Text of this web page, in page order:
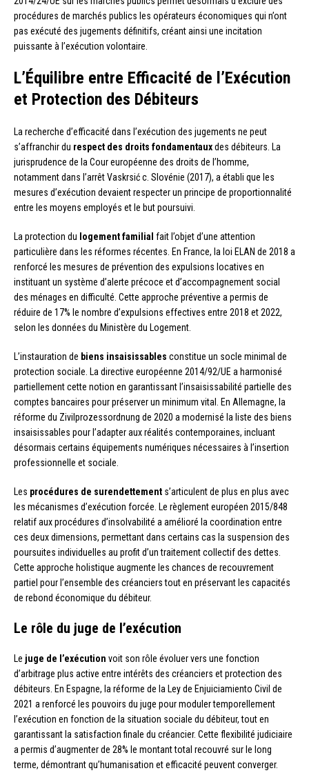
procédures de marchés publics les opérateurs économiques qui n’ont
pas exécuté des jugements définitifs, créant ainsi une incitation
puissante à l’exécution volontaire.
L’Équilibre entre Efficacité de l’Exécution
et Protection des Débiteurs
La recherche d’efficacité dans l’exécution des jugements ne peut
s’affranchir du respect des droits fondamentauxdes débiteurs. La
jurisprudence de la Cour européenne des droits de l’homme,
notamment dans l’arrêt Vaskrsić c. Slovénie (2017), a établi que les
mesures d’exécution devaient respecter un principe de proportionnalité
entre les moyens employés et le but poursuivi.
La protection du logement familial fait l’objet d’une attention
particulière dans les réformes récentes. En France, la loi ELAN de 2018 a
renforcé les mesures de prévention des expulsions locatives en
instituant un système d’alerte précoce et d’accompagnement social
des ménages en difficulté. Cette approche préventive a permis de
réduire de 17% le nombre d’expulsions effectives entre 2018 et 2022,
selon les données du Ministère du Logement.
L’instauration de biens insaisissables constitue un socle minimal de
protection sociale. La directive européenne 2014/92/UE a harmonisé
partiellement cette notion en garantissant l’insaisissabilité partielle des
comptes bancaires pour préserver un minimum vital. En Allemagne, la
réforme du Zivilprozessordnung de 2020 a modernisé la liste des biens
insaisissables pour l’adapter aux réalités contemporaines, incluant
désormais certains équipements numériques nécessaires à l’insertion
professionnelle et sociale.
Les procédures de surendettement s’articulent de plus en plus avec
les mécanismes d’exécution forcée. Le règlement européen 2015/848
relatif aux procédures d’insolvabilité a amélioré la coordination entre
ces deux dimensions, permettant dans certains cas la suspension des
poursuites individuelles au profit d’un traitement collectif des dettes.
Cette approche holistique augmente les chances de recouvrement
partiel pour l’ensemble des créanciers tout en préservant les capacités
de rebond économique du débiteur.
Le rôle du juge de l’exécution
Le juge de l’exécution voit son rôle évoluer vers une fonction
d’arbitrage plus active entre intérêts des créanciers et protection des
débiteurs. En Espagne, la réforme de la Ley de Enjuiciamiento Civil de
2021 a renforcé les pouvoirs du juge pour moduler temporellement
l’exécution en fonction de la situation sociale du débiteur, tout en
garantissant la satisfaction finale du créancier. Cette flexibilité judiciaire
a permis d’augmenter de 28% le montant total recouvré sur le long
terme, démontrant qu’humanisation et efficacité peuvent converger.